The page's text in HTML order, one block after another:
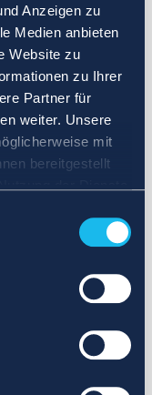
Anzeigen zu
Medien anbieten
Website zu
zu Ihrer
Partner für
weiter. Unsere
mit
bereitgestellt